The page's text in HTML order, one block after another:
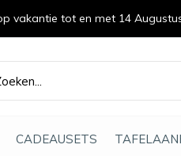
CADEAUSETS
gemaakt
vakantie tot en met 14